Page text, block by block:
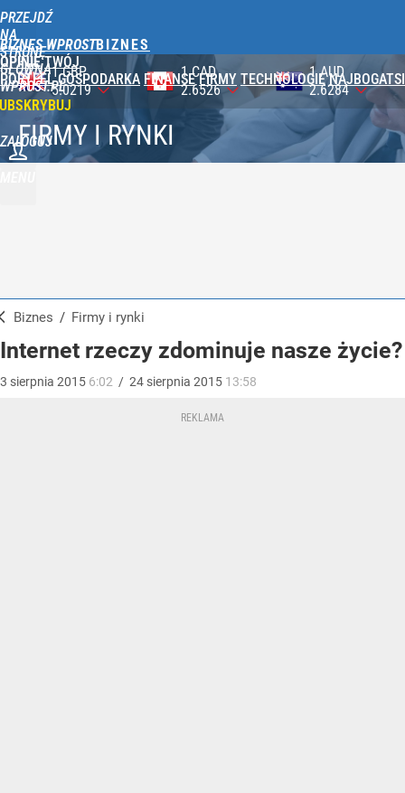
PRZEJDŹ
NA
STRONĘ
GŁÓWNĄ
WPROST.PL
BIZNES WPROST
OPINIE TWÓJ
PORTFEL GOSPODARKA FINANSE FIRMY TECHNOLOGIE NAJBOGATSI
ZALOGUJ
1 CAD
2.6526
1 AUD
2.6284
100 JPY
2.3647
FIRMY I RYNKI
Biznes / Firmy i rynki
Internet rzeczy zdominuje nasze życie?
3 sierpnia 2015 6:02 / 24 sierpnia 2015 13:58